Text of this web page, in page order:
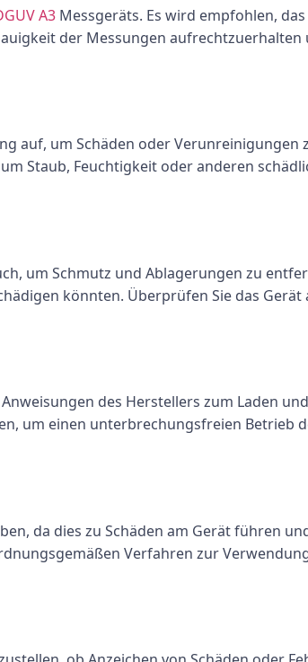
A3 Messgeräts. Es wird empfohlen,
der Messungen aufrechtzuerhalten
auf, um Schäden oder Verunreinigungen
Staub, Feuchtigkeit oder anderen
um Schmutz und Ablagerungen zu
könnten. Überprüfen Sie das Gerät
des Herstellers zum Laden
um einen unterbrechungsfreien Betrieb
da dies zu Schäden am Gerät führen
Verfahren zur